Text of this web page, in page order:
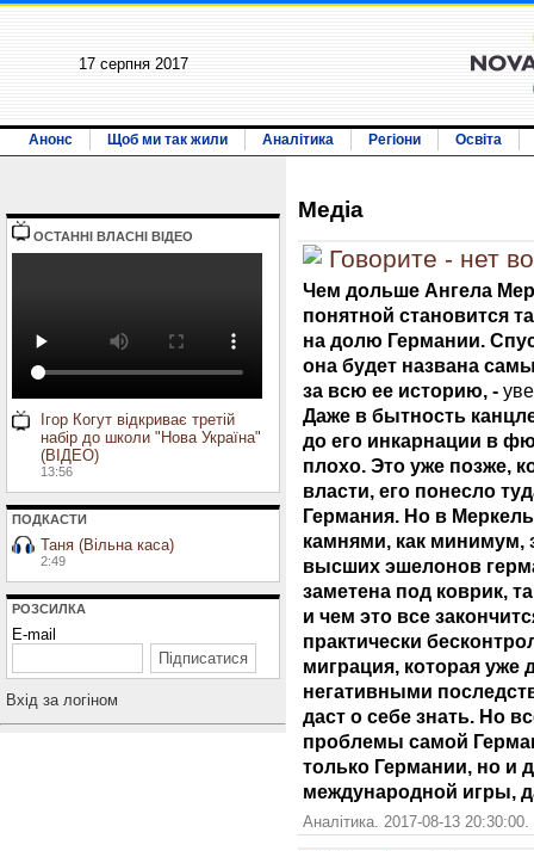
17 серпня 2017
Анонс Щоб ми так жили Аналітика Регіони Освіта
ОСТАННI ВЛАСНI ВIДЕО
Ігор Когут відкриває третій
набір до школи "Нова Україна"
(ВІДЕО)
13:56
ПОДКАСТИ
Таня (Вільна каса)
2:49
РОЗСИЛКА
E-mail
Вхiд за логiном
Медiа
Говорите - нет
Чем дольше Ангела
понятной становится
на долю Германии.
она будет названа
за всю ее историю, -
Даже в бытность
до его инкарнации в
плохо. Это уже позже,
власти, его понесло
Германия. Но в
камнями, как минимум,
высших эшелонов
заметена под коврик,
и чем это все
практически
миграция, которая уже
негативными
даст о себе знать. Но
проблемы самой
только Германии, но и
международной игры,
Аналітика. 2017-08-13